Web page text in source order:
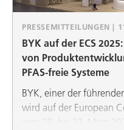
PRESSEMITTEILUNGEN |
BYK auf der ECS
von
PFAS-freie Systeme
BYK, einer der
wird auf der European
vom 25. bis 27. März